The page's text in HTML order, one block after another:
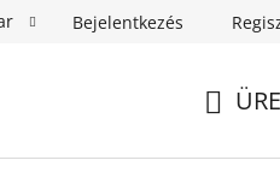
Partnerprogram
Bejelentkezés